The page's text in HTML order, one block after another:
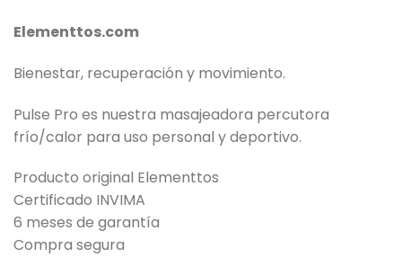
Elementtos.com
Bienestar, recuperación y movimiento.
Pulse Pro es nuestra masajeadora percutora
frío/calor para uso personal y deportivo.
Producto original Elementtos
Certificado INVIMA
6 meses de garantía
Compra segura